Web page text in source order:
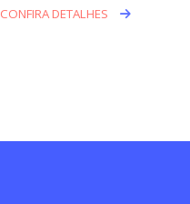
CONFIRA DETALHES